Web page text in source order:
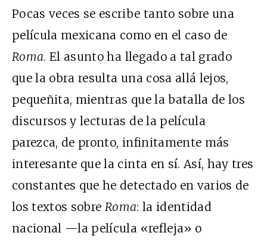
Pocas veces se escribe tanto sobre una
película mexicana como en el caso de
Roma. El asunto ha llegado a tal grado
que la obra resulta una cosa allá lejos,
pequeñita, mientras que la batalla de los
discursos y lecturas de la película
parezca, de pronto, infinitamente más
interesante que la cinta en sí. Así, hay tres
constantes que he detectado en varios de
los textos sobre Roma: la identidad
nacional —la película «refleja» o